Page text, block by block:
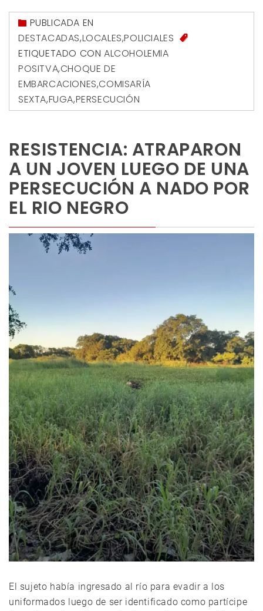
PUBLICADA EN
DESTACADAS,LOCALES,POLICIALES
ETIQUETADO CON ALCOHOLEMIA
POSITVA,CHOQUE DE
EMBARCACIONES,COMISARÍA
SEXTA,FUGA,PERSECUCIÓN
RESISTENCIA: ATRAPARON
A UN JOVEN LUEGO DE UNA
PERSECUCIÓN A NADO POR
EL RIO NEGRO
El sujeto había ingresado al río para evadir a los
uniformados luego de ser identificado como partícipe